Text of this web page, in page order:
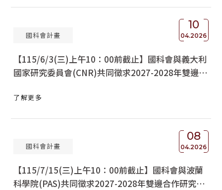
10
04.2026
國科會計畫
【115/6/3(三)上午10：00前截止】國科會與義大利
國家研究委員會(CNR)共同徵求2027-2028年雙邊人
了解更多
08
04.2026
國科會計畫
【115/7/15(三)上午10：00前截止】國科會與波蘭
科學院(PAS)共同徵求2027-2028年雙邊合作研究人